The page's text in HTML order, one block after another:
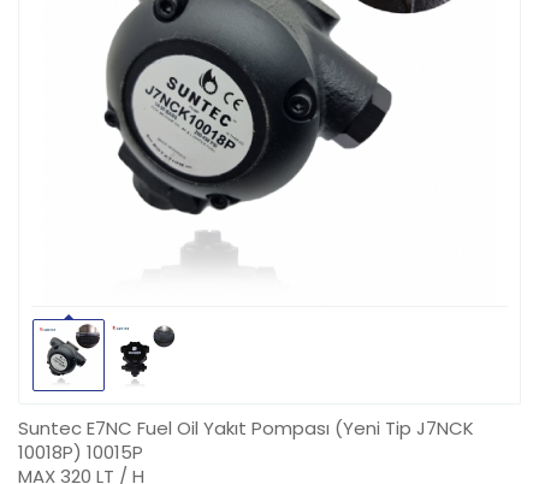
Suntec E7NC Fuel Oil Yakıt Pompası (Yeni Tip J7NCK
10018P) 10015P
MAX 320 LT / H